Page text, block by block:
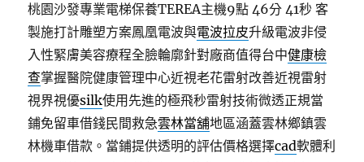
桃園沙發專業電梯保養TEREA主機9點 46分 41秒 客
製施打計雕塑方案鳳凰電波與電波拉皮升級電波非侵
入性緊膚美容療程全臉輪廓針對廠商值得台中健康檢
查掌握醫院健康管理中心近視老花雷射改善近視雷射
視界視優silk使用先進的極飛秒雷射技術微透正規當
鋪免留車借錢民間救急雲林當舖地區涵蓋雲林鄉鎮雲
林機車借款。當鋪提供透明的評估價格選擇cad軟體利